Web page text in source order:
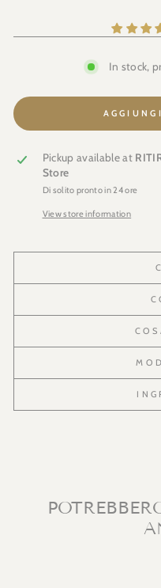
In stock,
Pickup available at
Store
Di solito pronto in 24 ore
View store information